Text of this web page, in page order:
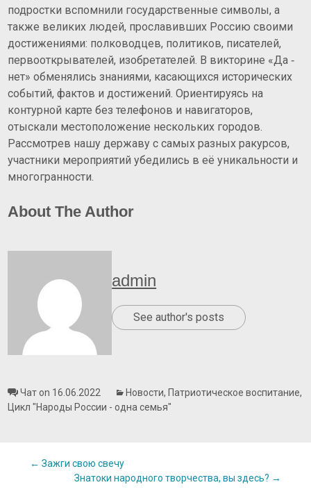
подростки вспомнили государственные символы, а
также великих людей, прославивших Россию своими
достижениями: полководцев, политиков, писателей,
первооткрывателей, изобретателей. В викторине «Да ‑
нет» обменялись знаниями, касающихся исторических
событий, фактов и достижений. Ориентируясь на
контурной карте без телефонов и навигаторов,
отыскали местоположение нескольких городов.
Рассмотрев нашу державу с самых разных ракурсов,
участники мероприятий убедились в её уникальности и
многогранности.
About The Author
admin
See author's posts
Чат on 16.06.2022 Новости, Патриотическое воспитание,
Цикл "Народы России - одна семья"
Post
← Зажги свою свечу
Знатоки народного творчества, вы здесь? →